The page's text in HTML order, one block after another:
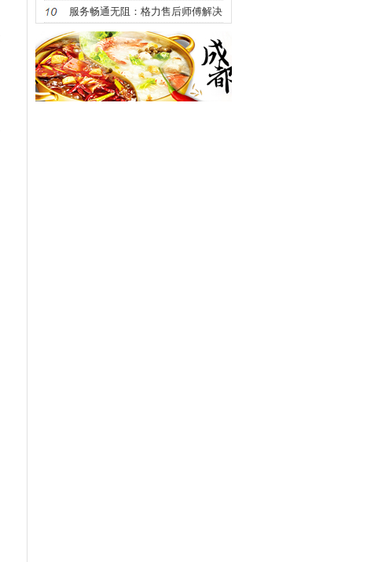
元
情故事比小说还精彩！
服务畅通无阻：格力售后师傅解决
交通堵塞展现英雄本色